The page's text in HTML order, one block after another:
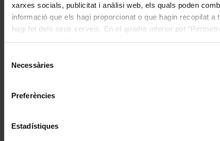
xarxes socials, publicitat i anàlisi web, els quals poden
informació que els hagi proporcionat o que hagin recopilat a
hagi fet dels seus serveis. En el quadre inferior pot
de la qual podrà deshabilitar o configurar les cookies en
Necessàries
Preferències
Estadístiques
Una inauguració simfònica d’alt